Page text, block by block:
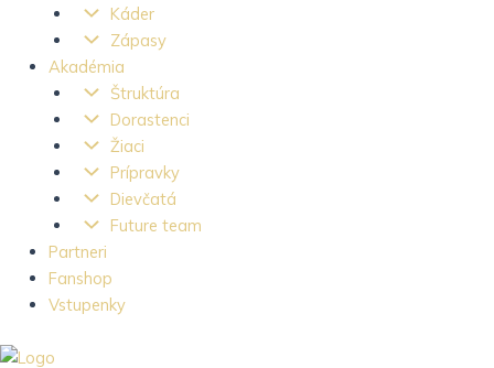
Káder
Zápasy
Akadémia
Štruktúra
Dorastenci
Žiaci
Prípravky
Dievčatá
Future team
Partneri
Fanshop
Vstupenky